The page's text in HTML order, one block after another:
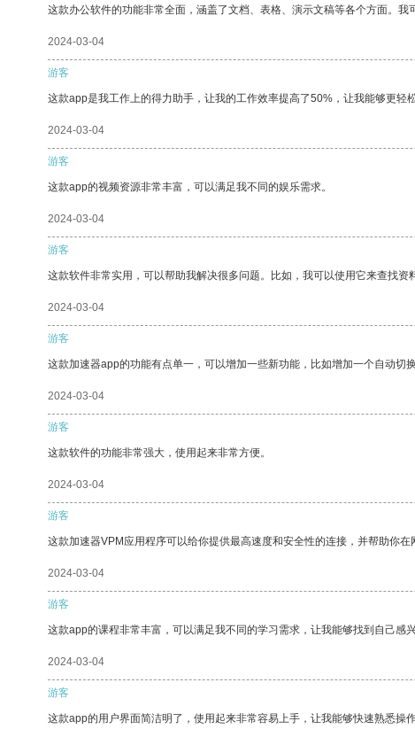
这款办公软件的功能非常全面，涵盖了文档、表格、演示文稿等各个方面。我
2024-03-04
游客
这款app是我工作上的得力助手，让我的工作效率提高了50%，让我能够更轻
2024-03-04
游客
这款app的视频资源非常丰富，可以满足我不同的娱乐需求。
2024-03-04
游客
这款软件非常实用，可以帮助我解决很多问题。比如，我可以使用它来查找资
2024-03-04
游客
这款加速器app的功能有点单一，可以增加一些新功能，比如增加一个自动切换
2024-03-04
游客
这款软件的功能非常强大，使用起来非常方便。
2024-03-04
游客
这款加速器VPM应用程序可以给你提供最高速度和安全性的连接，并帮助你在
2024-03-04
游客
这款app的课程非常丰富，可以满足我不同的学习需求，让我能够找到自己感兴
2024-03-04
游客
这款app的用户界面简洁明了，使用起来非常容易上手，让我能够快速熟悉操作